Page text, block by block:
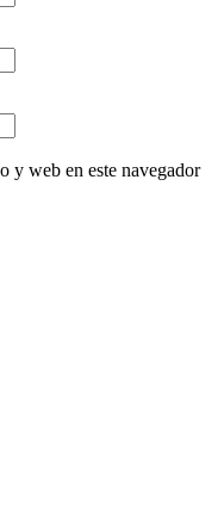
y web en este navegador